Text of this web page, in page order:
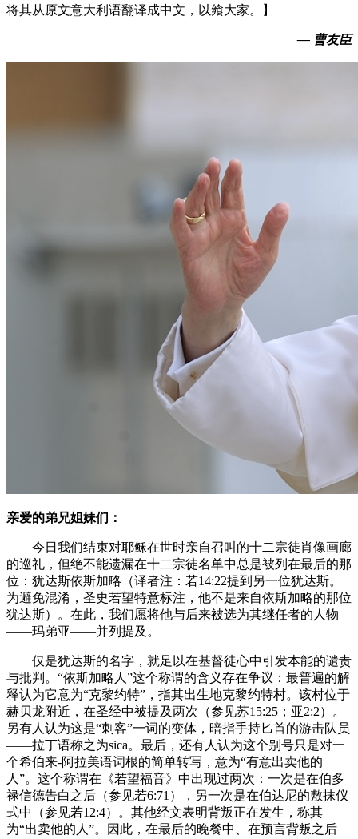
将其从原文意大利语翻译成中文，以飨大家。】
— 曹友臣
亲爱的弟兄姐妹们：
今日我们结束对耶稣在世时亲自召叫的十二宗徒肖像画廊
的巡礼，但绝不能遗漏在十二宗徒名单中总是被列在最后的那
位：犹达斯依斯加略（译者注：若14:22提到另一位犹达斯。
为避免混淆，圣史若望特意标注，他不是来自依斯加略的那位
犹达斯）。在此，我们愿将他与后来被选为其继任者的人物
——玛弟亚——并列提及。
仅是犹达斯的名字，就足以在基督徒心中引发本能的谴责
与批判。“依斯加略人”这个称谓的含义存在争议：最普遍的解
释认为它意为“克黎约特”，指其出生地克黎约特村。该村位于
赫贝龙附近，在圣经中被提及两次（参见苏15:25；亚2:2）。
另有人认为这是“刺客”一词的变体，暗指手持匕首的游击队员
——拉丁语称之为sica。最后，还有人认为这个别号只是对一
个希伯来-阿拉美语词根的简单转写，意为“有意出卖他的
人”。这个称谓在《若望福音》中出现过两次：一次是在伯多
禄信德告白之后（参见若6:71），另一次是在伯达尼的敷抹仪
式中（参见若12:4）。其他经文表明背叛正在发生，称其
为“出卖他的人”。因此，在最后的晚餐中、在预言背叛之后